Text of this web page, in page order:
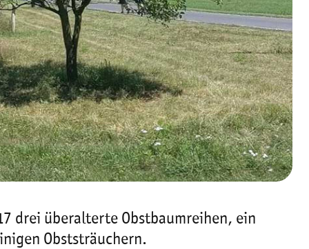
drei überalterte Obstbaumreihen, ein
Obststräuchern.